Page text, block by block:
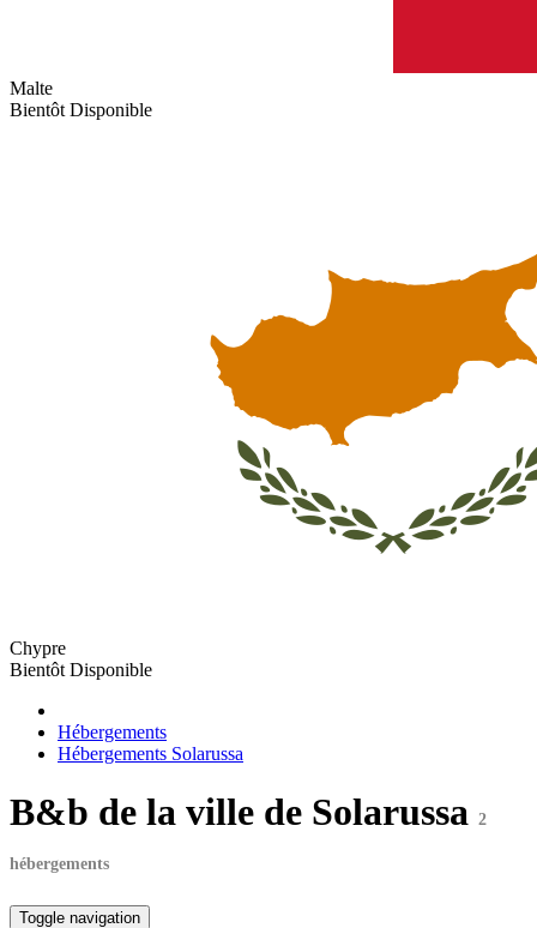
Malte
Bientôt Disponible
Chypre
Bientôt Disponible
Hébergements
Hébergements Solarussa
B&b de la ville de Solarussa 2
hébergements
Toggle navigation